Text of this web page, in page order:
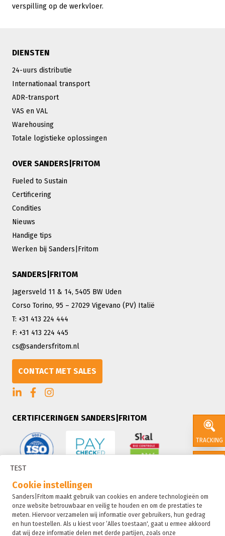
TEST
Cookie instellingen
Sanders|Fritom maakt gebruik van cookies en andere technologieën om
onze website betrouwbaar en veilig te houden en om de prestaties te
meten. Hiervoor verzamelen wij informatie over gebruikers, hun gedrag
en hun toestellen. Als u kiest voor ‘Alles toestaan', gaat u ermee akkoord
dat wij deze informatie delen met derde partijen, zoals onze
TRACKING
SALES
verspilling op de werkvloer.
DIENSTEN
24-uurs distributie
Internationaal transport
ADR-transport
VAS en VAL
Warehousing
Totale logistieke oplossingen
OVER SANDERS|FRITOM
Fueled to Sustain
Certificering
Condities
Nieuws
Handige tips
Werken bij Sanders|Fritom
SANDERS|FRITOM
Jagersveld 11 & 14, 5405 BW Uden
Corso Torino, 95 – 27029 Vigevano (PV) Italië
T: +31 413 224 444
F: +31 413 224 445
cs@sandersfritom.nl
CONTACT MET SALES
CERTIFICERINGEN SANDERS|FRITOM